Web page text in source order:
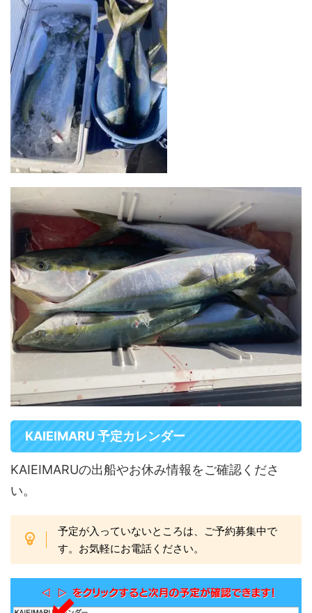
KAIEIMARU 予定カレンダー
KAIEIMARUの出船やお休み情報をご確認くださ
い。
予定が入っていないところは、ご予約募集中で
す。お気軽にお電話ください。